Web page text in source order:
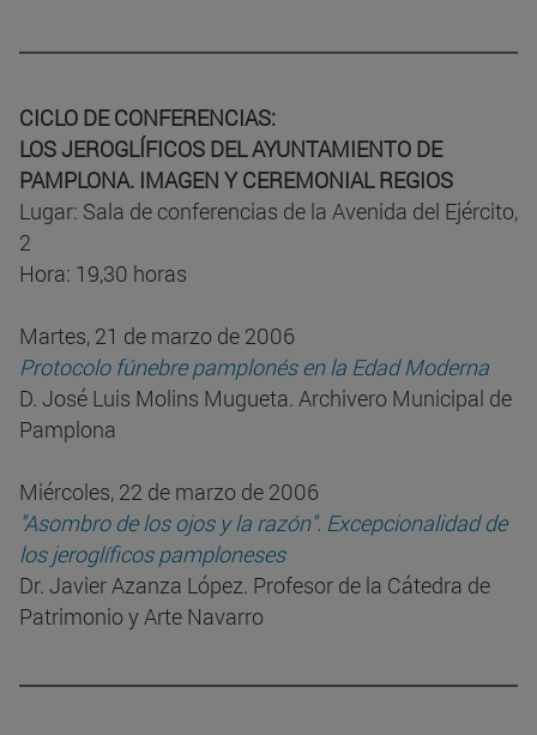
CICLO DE CONFERENCIAS:
LOS JEROGLÍFICOS DEL AYUNTAMIENTO DE
PAMPLONA. IMAGEN Y CEREMONIAL REGIOS
Lugar: Sala de conferencias de la Avenida del Ejército,
2
Hora: 19,30 horas
Martes, 21 de marzo de 2006
Protocolo fúnebre pamplonés en la Edad Moderna
D. José Luis Molins Mugueta. Archivero Municipal de
Pamplona
Miércoles, 22 de marzo de 2006
"Asombro de los ojos y la razón". Excepcionalidad de
los jeroglíficos pamploneses
Dr. Javier Azanza López. Profesor de la Cátedra de
Patrimonio y Arte Navarro